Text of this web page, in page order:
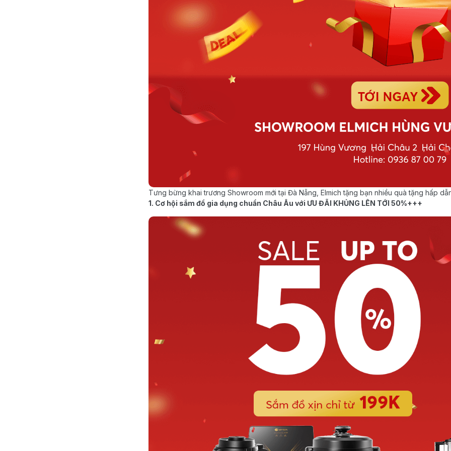
Tưng bừng khai trương Showroom mới tại Đà Nẵng, Elmich tặng bạn nhiều quà tặng hấp
1. Cơ hội sắm đồ gia dụng chuẩn Châu Âu với ƯU ĐÃI KHỦNG LÊN TỚI 50%+++